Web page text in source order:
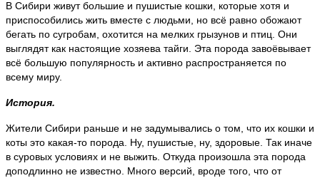
В Сибири живут большие и пушистые кошки, которые хотя и
приспособились жить вместе с людьми, но всё равно обожают
бегать по сугробам, охотится на мелких грызунов и птиц. Они
выглядят как настоящие хозяева тайги. Эта порода завоёвывает
всё большую популярность и активно распространяется по
всему миру.
История.
Жители Сибири раньше и не задумывались о том, что их кошки и
коты это какая-то порода. Ну, пушистые, ну, здоровые. Так иначе
в суровых условиях и не выжить. Откуда произошла эта порода
доподлинно не известно. Много версий, вроде того, что от